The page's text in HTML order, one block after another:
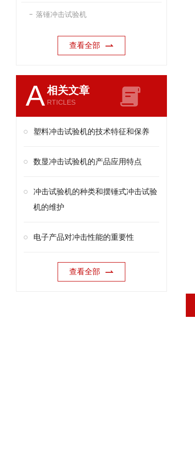
落锤冲击试验机
查看全部
A相关文章
RTICLES
塑料冲击试验机的技术特征和保养
数显冲击试验机的产品应用特点
冲击试验机的种类和摆锤式冲击试验
机的维护
电子产品对冲击性能的重要性
查看全部